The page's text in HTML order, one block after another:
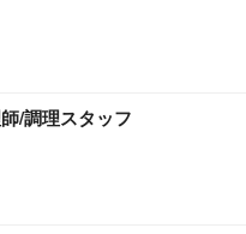
/調理スタッフ